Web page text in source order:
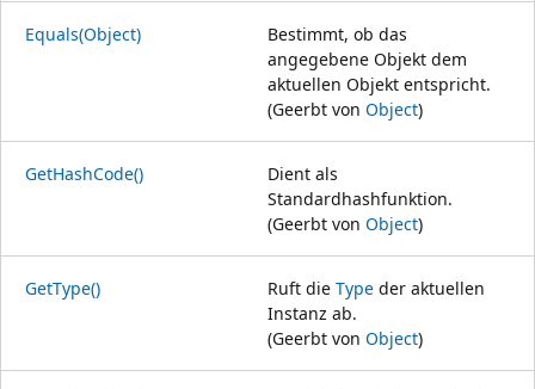
Equals(Object)
Bestimmt, ob das
angegebene Objekt dem
aktuellen Objekt entspricht.
(Geerbt von Object)
GetHashCode()
Dient als
Standardhashfunktion.
(Geerbt von Object)
GetType() Ruft die Type der aktuellen
Instanz ab.
(Geerbt von Object)